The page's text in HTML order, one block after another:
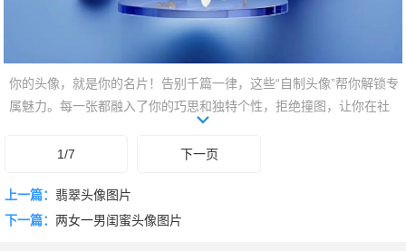
你的头像，就是你的名片！告别千篇一律，这些“自制头像”帮你解锁专
属魅力。每一张都融入了你的巧思和独特个性，拒绝撞图，让你在社
交媒体瞬间脱颖而出。不再是路人甲，而是自带光环的你！滑动翻
看，发现更多脑洞大开的创意，让你的网络形象从此与众不同，一眼
1/7 下一页
上一篇： 翡翠头像图片
下一篇： 两女一男闺蜜头像图片